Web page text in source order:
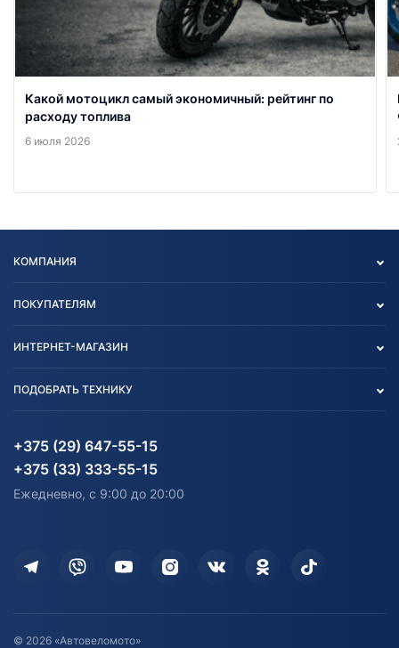
Какой мотоцикл самый экономичный: рейтинг по
расходу топлива
6 июля 2026
КОМПАНИЯ
Блог
Карта сайта
ПОКУПАТЕЛЯМ
Согласие на обработку
Информация до получения
согласия на обработку
Дополнительные услуги
Оставить отзыв
Договор публичной оферты
ИНТЕРНЕТ-МАГАЗИН
Агротехника
Водный транспорт
Электротранспорт
ПОДОБРАТЬ ТЕХНИКУ
Агротехника
Электротранспорт
+375 (29) 647-55-15
+375 (33) 333-55-15
Ежедневно, с 9:00 до 20:00
© 2026 «Автовеломото»